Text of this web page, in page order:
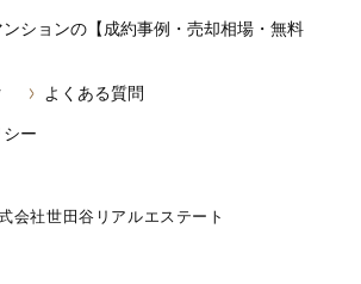
ションの【成約事例・売却相場・無料
よくある質問
ー
会社世田谷リアルエステート